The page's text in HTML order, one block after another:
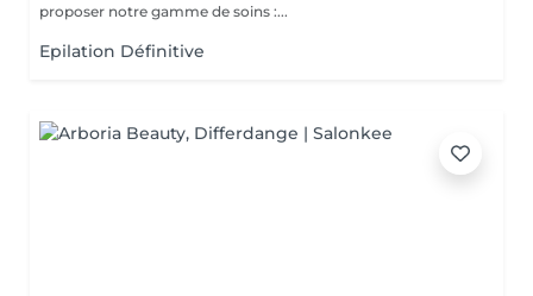
proposer notre gamme de soins :...
Epilation Définitive